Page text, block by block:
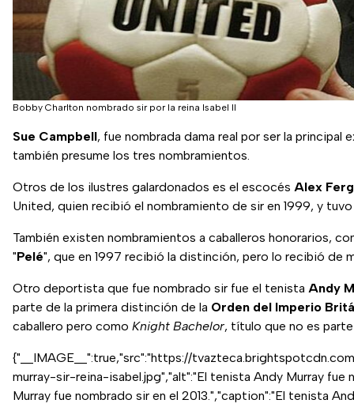
Bobby Charlton nombrado sir por la reina Isabel II
Sue Campbell, fue nombrada dama real por ser la principal
también presume los tres nombramientos.
Otros de los ilustres galardonados es el escocés Alex
United, quien recibió el nombramiento de sir en 1999, y
También existen nombramientos a caballeros honorarios,
"Pelé", que en 1997 recibió la distinción, pero lo recibió de
Otro deportista que fue nombrado sir fue el tenista Andy
parte de la primera distinción de la Orden del Imperio
caballero pero como Knight Bachelor, título que no es
{"__IMAGE__":true,"src":"https://
murray-sir-reina-isabel.jpg","alt":"El tenista Andy Murray fue
Murray fue nombrado sir en el 2013.","caption":"El tenista